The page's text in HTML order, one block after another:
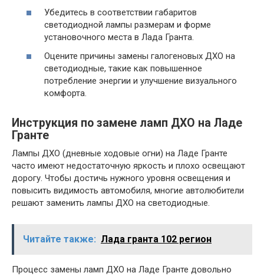
Убедитесь в соответствии габаритов
светодиодной лампы размерам и форме
установочного места в Лада Гранта.
Оцените причины замены галогеновых ДХО на
светодиодные, такие как повышенное
потребление энергии и улучшение визуального
комфорта.
Инструкция по замене ламп ДХО на Ладе
Гранте
Лампы ДХО (дневные ходовые огни) на Ладе Гранте
часто имеют недостаточную яркость и плохо освещают
дорогу. Чтобы достичь нужного уровня освещения и
повысить видимость автомобиля, многие автолюбители
решают заменить лампы ДХО на светодиодные.
Читайте также: Лада гранта 102 регион
Процесс замены ламп ДХО на Ладе Гранте довольно